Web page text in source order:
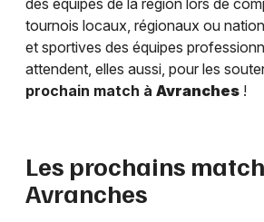
des équipes de la région lors de
tournois locaux, régionaux ou
et sportives des équipes
attendent, elles aussi, pour les
prochain match à Avranches !
Les prochains
Avranches